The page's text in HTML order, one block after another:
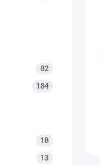
82
184
18
13